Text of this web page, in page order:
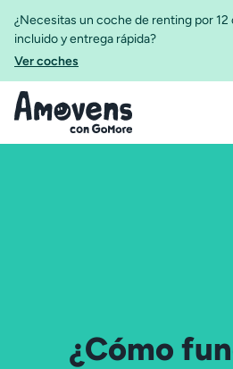
¿Necesitas un coche de renting por
incluido y entrega rápida?
Ver coches
¿Cómo